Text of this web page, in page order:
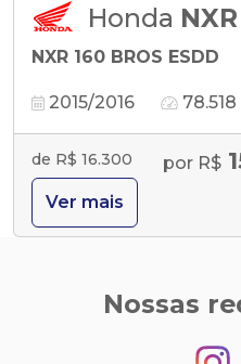
Honda
NXR 160 BROS ESDD
2015/2016
de R$ 16.300 por R$
Ver mais
Nossas